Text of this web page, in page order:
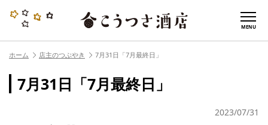
MENU
ホーム 店主のつぶやき 7月31日「7月最終日」
7月31日「7月最終日」
2023/07/31